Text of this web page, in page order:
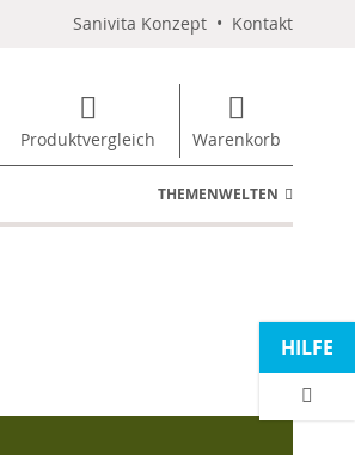
Sanivita Konzept • Kontakt
Produktvergleich Warenkorb
THEMENWELTEN
HILFE